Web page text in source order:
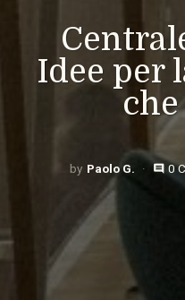
Idee per
Paolo G. comment 0